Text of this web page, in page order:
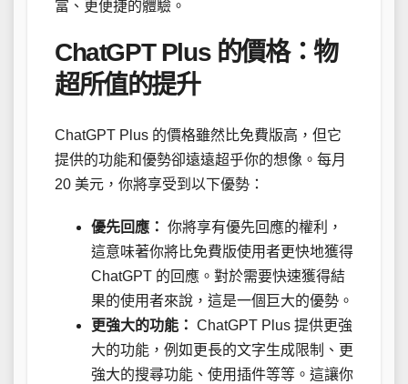
富、更便捷的體驗。
ChatGPT Plus 的價格：物
超所值的提升
ChatGPT Plus 的價格雖然比免費版高，但它
提供的功能和優勢卻遠遠超乎你的想像。每月
20 美元，你將享受到以下優勢：
優先回應： 你將享有優先回應的權利，
這意味著你將比免費版使用者更快地獲得
ChatGPT 的回應。對於需要快速獲得結
果的使用者來說，這是一個巨大的優勢。
更強大的功能： ChatGPT Plus 提供更強
大的功能，例如更長的文字生成限制、更
強大的搜尋功能、使用插件等等。這讓你